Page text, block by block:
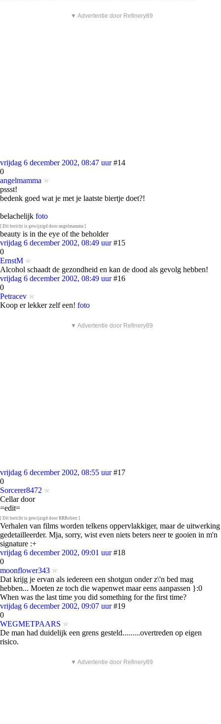
▼ Advertentie door Refinery89
vrijdag 6 december 2002, 08:47 uur #14
0
angelmamma
pssst!
bedenk goed wat je met je laatste biertje doet?!
belachelijk foto
[ Dit bericht is gewijzigd door angelmamma ]
beauty is in the eye of the beholder
vrijdag 6 december 2002, 08:49 uur #15
0
ErnstM
Alcohol schaadt de gezondheid en kan de dood als gevolg hebben!
vrijdag 6 december 2002, 08:49 uur #16
0
Petracev
Koop er lekker zelf een! foto
▼ Advertentie door Refinery89
vrijdag 6 december 2002, 08:55 uur #17
0
Sorcerer8472
Cellar door
=edit=
[ Dit bericht is gewijzigd door RRRobert ]
Verhalen van films worden telkens oppervlakkiger, maar de uitwerking
gedetailleerder. Mja, sorry, wist even niets beters neer te gooien in m'n
signature :+
vrijdag 6 december 2002, 09:01 uur #18
0
moonflower343
Dat krijg je ervan als iedereen een shotgun onder z\'n bed mag
hebben... Moeten ze toch die wapenwet maar eens aanpassen }:0
When was the last time you did something for the first time?
vrijdag 6 december 2002, 09:07 uur #19
0
WEGMETPAARS
De man had duidelijk een grens gesteld.........overtreden op eigen
risico.
▼ Advertentie door Refinery89